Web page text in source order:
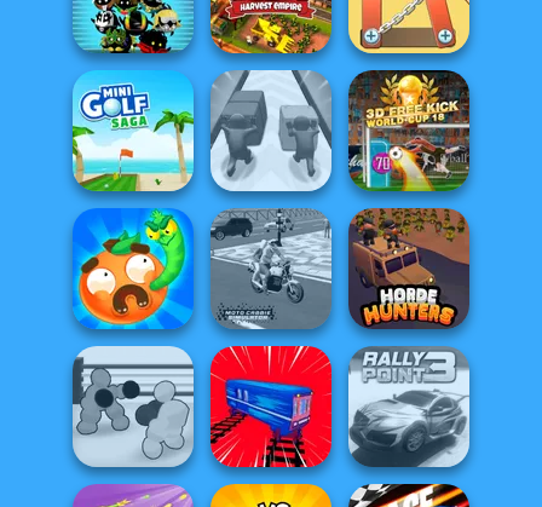
Trucks
Shape-shifting
Vertigo City
Nuts & Bolts
Puzzle
Idle Farm
Music Rush
3D Free Kick
World Cup 18
Push The Colors
Mini Golf Saga
Horde Hunters
Moto Cabbie
Simulator
Worm Out: Brain
Teaser Games